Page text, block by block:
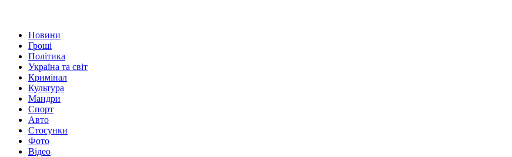
Новини
Гроші
Політика
Україна та світ
Кримінал
Культура
Мандри
Спорт
Авто
Стосунки
Фото
Відео